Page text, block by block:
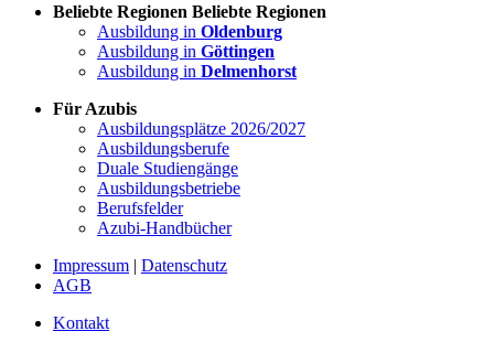
Beliebte Regionen Beliebte Regionen
Ausbildung in Oldenburg
Ausbildung in Göttingen
Ausbildung in Delmenhorst
Für Azubis
Ausbildungsplätze 2026/2027
Ausbildungsberufe
Duale Studiengänge
Ausbildungsbetriebe
Berufsfelder
Azubi-Handbücher
Impressum | Datenschutz
AGB
Kontakt